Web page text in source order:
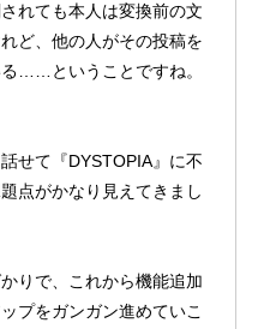
れても本人は変換前の文
ど、他の人がその投稿を
……ということですね。
せて『DYSTOPIA』に不
点がかなり見えてきまし
りで、これから機能追加
プをガンガン進めていこ